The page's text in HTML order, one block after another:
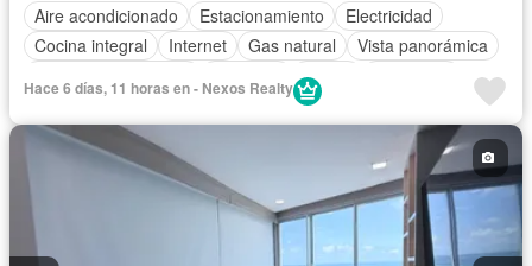
Aire acondicionado
Estacionamiento
Electricidad
Cocina integral
Internet Gas natural
Vista panorámica
Sauna
Hace 6 días, 11 horas en - Nexos Realty